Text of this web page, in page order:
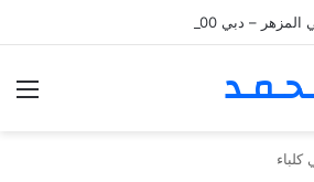
0555980700 – خصم30%